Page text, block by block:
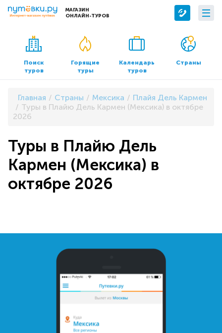
МАГАЗИН
ОНЛАЙН-ТУРОВ
Сервисы
Бронирование отелей
Трансфер
О компании
О нас
Контакты
Документы и реквизиты
Поиск
туров
Горящие
туры
Календарь
туров
Страны
Главная Страны Мексика
Плайя Дель Кармен
Туры в Плайю Дель Кармен (Мексика) в октябре
2026
Туры в Плайю Дель
Кармен (Мексика) в
октябре 2026